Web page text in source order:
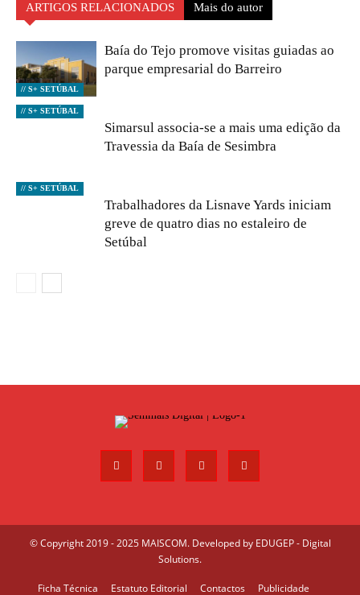
ARTIGOS RELACIONADOS Mais do autor
// S+ SETÚBAL
Baía do Tejo promove visitas guiadas ao
parque empresarial do Barreiro
// S+ SETÚBAL
Simarsul associa-se a mais uma edição da
Travessia da Baía de Sesimbra
// S+ SETÚBAL
Trabalhadores da Lisnave Yards iniciam
greve de quatro dias no estaleiro de
Setúbal
© Copyright 2019 - 2025 MAISCOM. Developed by EDUGEP - Digital
Solutions.
Ficha Técnica Estatuto Editorial Contactos Publicidade